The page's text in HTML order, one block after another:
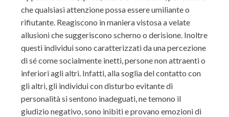
che qualsiasi attenzione possa essere umiliante o
rifiutante. Reagiscono in maniera vistosa a velate
allusioni che suggeriscono scherno o derisione. Inoltre
questi individui sono caratterizzati da una percezione
di sé come socialmente inetti, persone non attraenti o
inferiori agli altri. Infatti, alla soglia del contatto con
gli altri, gli individui con disturbo evitante di
personalità si sentono inadeguati, ne temono il
giudizio negativo, sono inibiti e provano emozioni di